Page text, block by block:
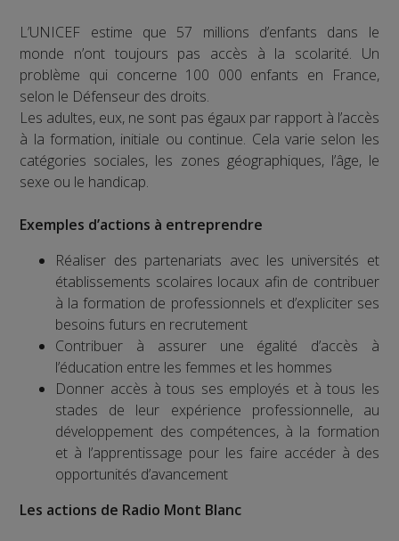
L’UNICEF estime que 57 millions d’enfants dans le
monde n’ont toujours pas accès à la scolarité. Un
problème qui concerne 100 000 enfants en France,
selon le Défenseur des droits.
Les adultes, eux, ne sont pas égaux par rapport à l’accès
à la formation, initiale ou continue. Cela varie selon les
catégories sociales, les zones géographiques, l’âge, le
sexe ou le handicap.
Exemples d’actions à entreprendre
Réaliser des partenariats avec les universités et
établissements scolaires locaux afin de contribuer
à la formation de professionnels et d’expliciter ses
besoins futurs en recrutement
Contribuer à assurer une égalité d’accès à
l’éducation entre les femmes et les hommes
Donner accès à tous ses employés et à tous les
stades de leur expérience professionnelle, au
développement des compétences, à la formation
et à l’apprentissage pour les faire accéder à des
opportunités d’avancement
Les actions de Radio Mont Blanc